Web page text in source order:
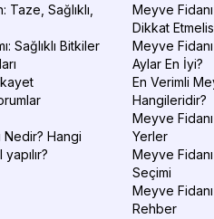
Sağlıklı,
Sağlıklı Bitkiler
Nedir? Hangi
yapılır?
Meyve
Dikkat
Meyve
Aylar En İyi?
En Verimli
Hangileridir?
Meyve
Yerler
Meyve
Seçimi
Meyve Fidanı
Rehber